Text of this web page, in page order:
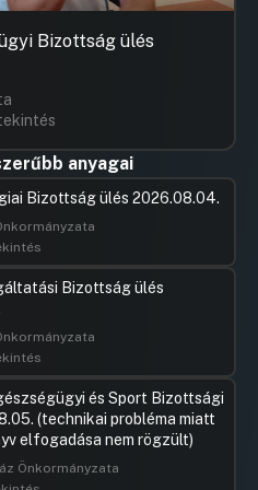
Városépítési
módosítására
Nonprofit Kft.
útján
2020/37/E022
ELEJÉRE
1778/3 hrsz-
közfeladat
történő ingyenes
ELEJÉRE
Bizottság ülés
anyagai
Bizottság ülés 2026.08.04.
Bizottság ülés
és Sport Bizottsági
(technikai probléma miatt
elfogadása nem rögzült)
Önkormányzata